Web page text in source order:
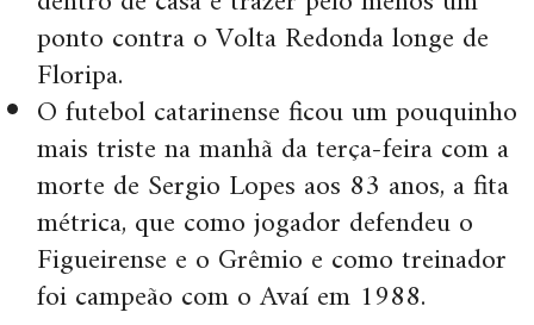
ponto contra o Volta Redonda longe de
Floripa.
O futebol catarinense ficou um pouquinho
mais triste na manhã da terça-feira com a
morte de Sergio Lopes aos 83 anos, a fita
métrica, que como jogador defendeu o
Figueirense e o Grêmio e como treinador
foi campeão com o Avaí em 1988.